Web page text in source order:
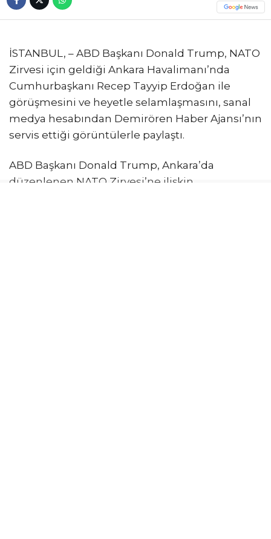
İSTANBUL, – ABD Başkanı Donald Trump, NATO
Zirvesi için geldiği Ankara Havalimanı’nda
Cumhurbaşkanı Recep Tayyip Erdoğan ile
görüşmesini ve heyetle selamlaşmasını, sanal
medya hesabından Demirören Haber Ajansı’nın
servis ettiği görüntülerle paylaştı.
ABD Başkanı Donald Trump, Ankara’da
düzenlenen NATO Zirvesi’ne ilişkin